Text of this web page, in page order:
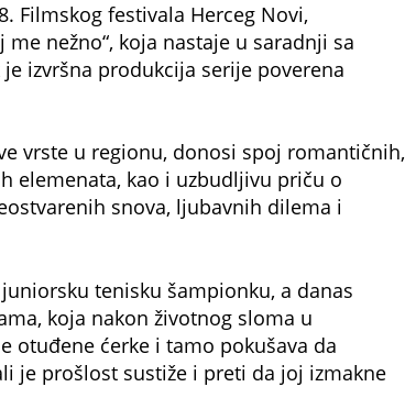
Filmskog festivala Herceg Novi,
nežno“, koja nastaje u saradnji sa
je izvršna produkcija serije poverena
vrste u regionu, donosi spoj romantičnih,
elemenata, kao i uzbudljivu priču o
snova, ljubavnih dilema i
tenisku šampionku, a danas
koja nakon životnog sloma u
otuđene ćerke i tamo pokušava da
je prošlost sustiže i preti da joj izmakne